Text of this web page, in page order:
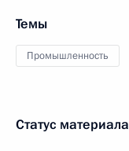
Темы
Промышленность
Статус материала